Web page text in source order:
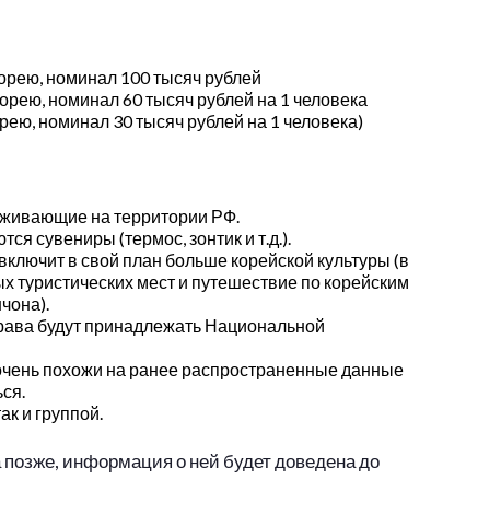
номинал 100 тысяч рублей
номинал 60 тысяч рублей на 1 человека
номинал 30 тысяч рублей на 1 человека)
на территории РФ.
сувениры (термос, зонтик и т.д.).
в свой план больше корейской культуры (в
туристических мест и путешествие по корейским
будут принадлежать Национальной
похожи на ранее распространенные данные
и группой.
информация о ней будет доведена до